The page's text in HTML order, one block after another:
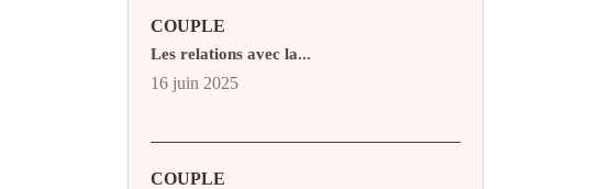
COUPLE
Les relations avec la...
16 juin 2025
COUPLE